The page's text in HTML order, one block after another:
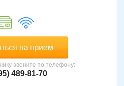
на прием
звоните по телефону:
489-81-70